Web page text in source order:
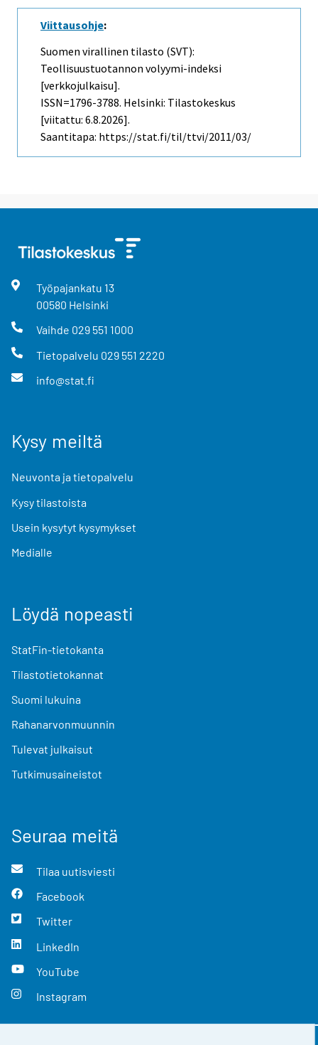
Viittausohje:
Suomen virallinen tilasto (SVT):
Teollisuustuotannon volyymi-indeksi
[verkkojulkaisu].
ISSN=1796-3788. Helsinki: Tilastokeskus
[viitattu: 6.8.2026].
Saantitapa: https://stat.fi/til/ttvi/2011/03/
Työpajankatu 13
00580 Helsinki
Vaihde 029 551 1000
Tietopalvelu 029 551 2220
info@stat.fi
Kysy meiltä
Neuvonta ja tietopalvelu
Kysy tilastoista
Usein kysytyt kysymykset
Medialle
Löydä nopeasti
StatFin-tietokanta
Tilastotietokannat
Suomi lukuina
Rahanarvonmuunnin
Tulevat julkaisut
Tutkimusaineistot
Seuraa meitä
Tilaa uutisviesti
Facebook
Twitter
LinkedIn
YouTube
Instagram